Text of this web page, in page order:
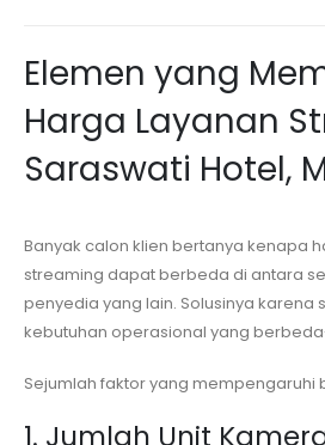
Elemen yang
Harga Layanan
Saraswati Hotel,
Banyak calon klien bertanya kenapa
streaming dapat berbeda di antara
penyedia yang lain. Solusinya karena
kebutuhan operasional yang
Sejumlah faktor yang mempengaruhi
1. Jumlah Unit